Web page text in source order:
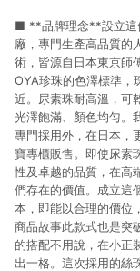
■ **品牌理念**設立這
廠，專門生產高品質的
術，皆源自日本東京師
OYA珍珠的色澤標準，
近。尿素珠耐高溫，可
光澤飽滿、顏色均匀。
專門採用外，在日本，
寶專櫃販售。即使尿素
性及卓越的品質，在高
們存在的價值。成立這
本，即能以合理的價位
商品故事此款式也是突
的搭配不用說，在小正
出一格。這次採用的絲